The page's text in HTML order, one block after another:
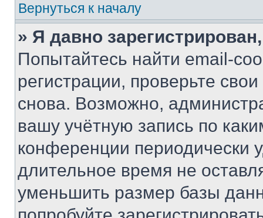
Вернуться к началу
» Я давно
Попытайтесь найти email-
регистрации, проверьте
снова. Возможно,
вашу учётную запись по
конференции периодически
длительное время не
уменьшить размер базы